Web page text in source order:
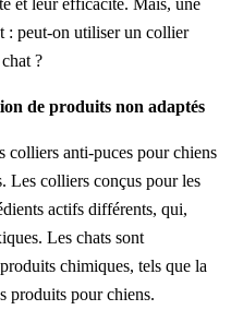
: peut-on utiliser un collier
?
de produits non adaptés
colliers anti-puces pour chiens
Les colliers conçus pour les
actifs différents, qui,
Les chats sont
chimiques, tels que la
produits pour chiens.